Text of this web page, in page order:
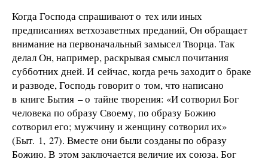
Когда Господа спрашивают о тех или иных
предписаниях ветхозаветных преданий, Он обращает
внимание на первоначальный замысел Творца. Так
делал Он, например, раскрывая смысл почитания
субботних дней. И сейчас, когда речь заходит о браке
и разводе, Господь говорит о том, что написано
в книге Бытия – о тайне творения: «И сотворил Бог
человека по образу Своему, по образу Божию
сотворил его; мужчину и женщину сотворил их»
(Быт. 1, 27). Вместе они были созданы по образу
Божию. В этом заключается величие их союза. Бог